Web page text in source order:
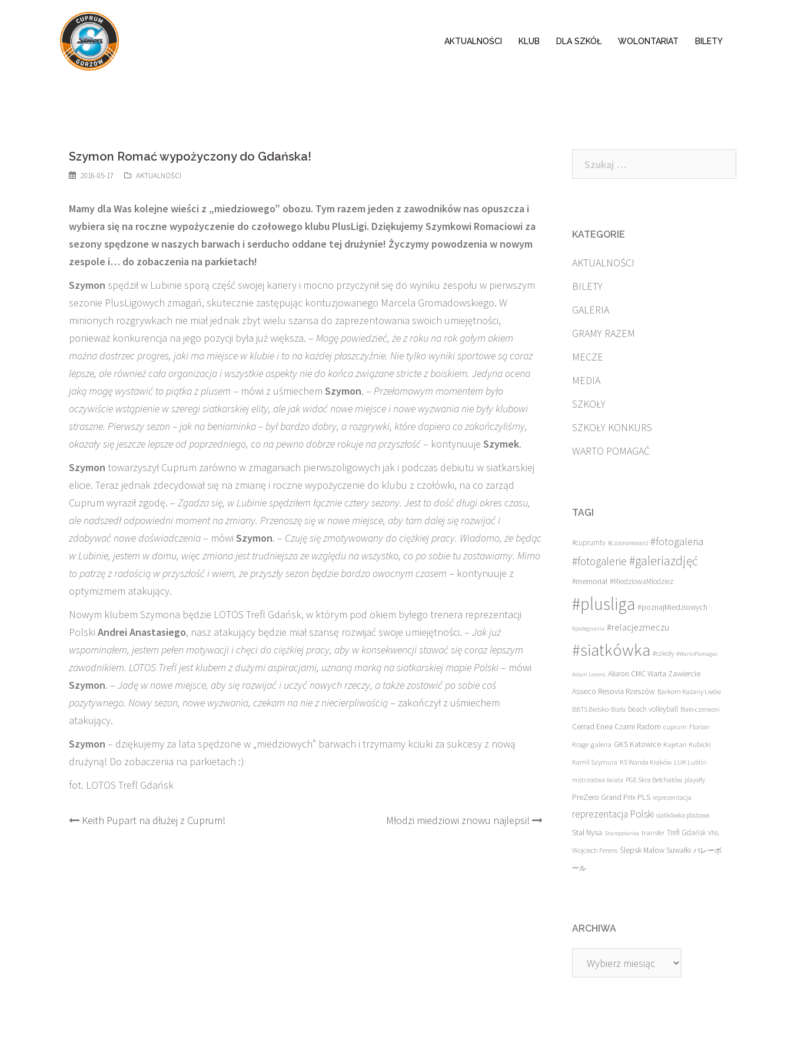
AKTUALNOŚCI KLUB DLA SZKÓŁ WOLONTARIAT BILETY
Szymon Romać wypożyczony do Gdańska!
2016-05-17 AKTUALNOŚCI
Mamy dla Was kolejne wieści z „miedziowego” obozu. Tym razem jeden z zawodników nas opuszcza i
wybiera się na roczne wypożyczenie do czołowego klubu PlusLigi. Dziękujemy Szymkowi Romaciowi za
sezony spędzone w naszych barwach i serducho oddane tej drużynie! Życzymy powodzenia w nowym
zespole i… do zobaczenia na parkietach!
Szymon spędził w Lubinie sporą część swojej kariery i mocno przyczynił się do wyniku zespołu w pierwszym
sezonie PlusLigowych zmagań, skutecznie zastępując kontuzjowanego Marcela Gromadowskiego. W
minionych rozgrywkach nie miał jednak zbyt wielu szansa do zaprezentowania swoich umiejętności,
ponieważ konkurencja na jego pozycji była już większa. – Mogę powiedzieć, że z roku na rok gołym okiem
można dostrzec progres, jaki ma miejsce w klubie i to na każdej płaszczyźnie. Nie tylko wyniki sportowe są coraz
lepsze, ale również cała organizacja i wszystkie aspekty nie do końca związane stricte z boiskiem. Jedyna ocena
jaką mogę wystawić to piątka z plusem – mówi z uśmiechem Szymon. – Przełomowym momentem było
oczywiście wstąpienie w szeregi siatkarskiej elity, ale jak widać nowe miejsce i nowe wyzwania nie były klubowi
straszne. Pierwszy sezon – jak na beniaminka – był bardzo dobry, a rozgrywki, które dopiero co zakończyliśmy,
okazały się jeszcze lepsze od poprzedniego, co na pewno dobrze rokuje na przyszłość– kontynuuje Szymek.
Szymon towarzyszył Cuprum zarówno w zmaganiach pierwszoligowych jak i podczas debiutu w siatkarskiej
elicie. Teraz jednak zdecydował się na zmianę i roczne wypożyczenie do klubu z czołówki, na co zarząd
Cuprum wyraził zgodę. – Zgadza się, w Lubinie spędziłem łącznie cztery sezony. Jest to dość długi okres czasu,
ale nadszedł odpowiedni moment na zmiany. Przenoszę się w nowe miejsce, aby tam dalej się rozwijać i
zdobywać nowe doświadczenia– mówi Szymon. – Czuję się zmotywowany do ciężkiej pracy. Wiadomo, że będąc
w Lubinie, jestem w domu, więc zmiana jest trudniejsza ze względu na wszystko, co po sobie tu zostawiamy. Mimo
to patrzę z radością w przyszłość i wiem, że przyszły sezon będzie bardzo owocnym czasem – kontynuuje z
optymizmem atakujący.
Nowym klubem Szymona będzie LOTOS Trefl Gdańsk, w którym pod okiem byłego trenera reprezentacji
Polski Andrei Anastasiego, nasz atakujący będzie miał szansę rozwijać swoje umiejętności. – Jak już
wspominałem, jestem pełen motywacji i chęci do ciężkiej pracy, aby w konsekwencji stawać się coraz lepszym
zawodnikiem. LOTOS Trefl jest klubem z dużymi aspiracjami, uznaną marką na siatkarskiej mapie Polski– mówi
Szymon. – Jadę w nowe miejsce, aby się rozwijać i uczyć nowych rzeczy, a także zostawić po sobie coś
pozytywnego. Nowy sezon, nowe wyzwania, czekam na nie z niecierpliwością– zakończył z uśmiechem
atakujący.
Szymon – dziękujemy za lata spędzone w „miedziowych” barwach i trzymamy kciuki za sukcesy z nową
drużyną! Do zobaczenia na parkietach :)
fot. LOTOS Trefl Gdańsk
Post
Keith Pupart na dłużej z Cuprum! Młodzi miedziowi znowu najlepsi!
Szukaj:
KATEGORIE
AKTUALNOŚCI
BILETY
GALERIA
GRAMY RAZEM
MECZE
MEDIA
SZKOŁY
SZKOŁY KONKURS
WARTO POMAGAĆ
TAGI
#cuprumtv #czasnarewanż #fotogaleria
#fotogalerie #galeriazdjęć
#memoriał #MiedziowaMlodziez
#plusliga #poznajMiedziowych
#pożegnania #relacjezmeczu
#siatkówka #szkoły #WartoPomagac
Adam Lorenc Aluron CMC Warta Zawiercie
Asseco Resovia Rzeszów Barkom Każany Lwów
BBTS Bielsko-Biała beach volleyball Biało-czerwoni
Cerrad Enea Czarni Radom cuprum Florian
Krage galeria GKS Katowice Kajetan Kubicki
Kamil Szymura KS Wanda Kraków LUK Lublin
mistrzostwa świata PGE Skra Bełchatów playoffy
PreZero Grand Prix PLS reprezentacja
reprezentacja Polski siatkówka plażowa
Stal Nysa Staropolanka transfer Trefl Gdańsk VNL
Wojciech Ferens Ślepsk Malow Suwałki バレーボ
ール
ARCHIWA
Archiwa